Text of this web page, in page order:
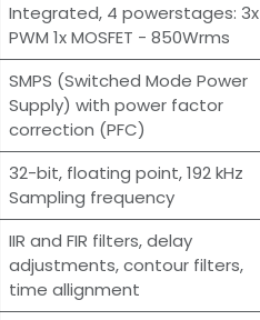
Integrated, 4 powerstages: 3x
PWM 1x MOSFET - 850Wrms
SMPS (Switched Mode Power
Supply) with power factor
correction (PFC)
32-bit, floating point, 192 kHz
Sampling frequency
IIR and FIR filters, delay
adjustments, contour filters,
time allignment